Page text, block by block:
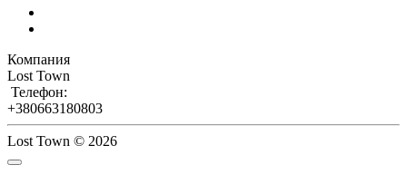
Компания
Lost Town
Телефон:
+380663180803
Lost Town © 2026